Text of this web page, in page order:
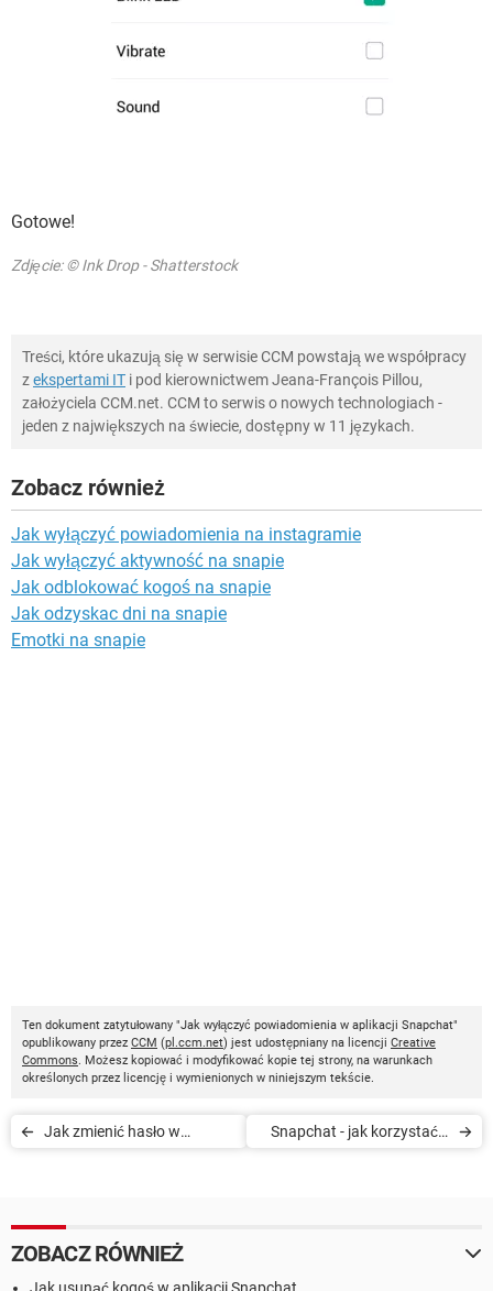
Gotowe!
Zdjęcie: © Ink Drop - Shatterstock
Treści, które ukazują się w serwisie CCM powstają we współpracy
zekspertami IT i pod kierownictwem Jeana-François Pillou,
założyciela CCM.net. CCM to serwis o nowych technologiach -
jeden z największych na świecie, dostępny w 11 językach.
Zobacz również
Jak wyłączyć powiadomienia na instagramie
Jak wyłączyć aktywność na snapie
Jak odblokować kogoś na snapie
Jak odzyskac dni na snapie
Emotki na snapie
Ten dokument zatytułowany "Jak wyłączyć powiadomienia w aplikacji Snapchat"
opublikowany przez CCM (pl.ccm.net) jest udostępniany na licencji Creative
Commons. Możesz kopiować i modyfikować kopie tej strony, na warunkach
określonych przez licencję i wymienionych w niniejszym tekście.
Jak zmienić hasło w
Snapchat - jak korzystać z
ZOBACZ RÓWNIEŻ